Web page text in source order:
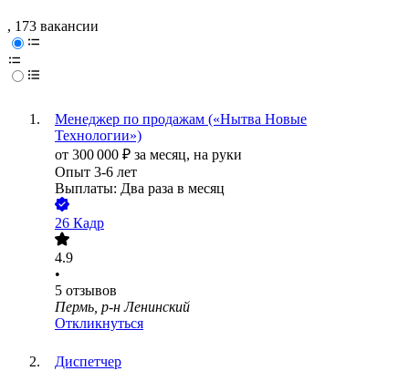
, 173 вакансии
Менеджер по продажам («Нытва Новые
Технологии»)
от 300 000 ₽ за месяц, на руки
Опыт 3-6 лет
Выплаты: Два раза в месяц
26 Кадр
4.9
•
5 отзывов
Пермь, р-н Ленинский
Откликнуться
Диспетчер